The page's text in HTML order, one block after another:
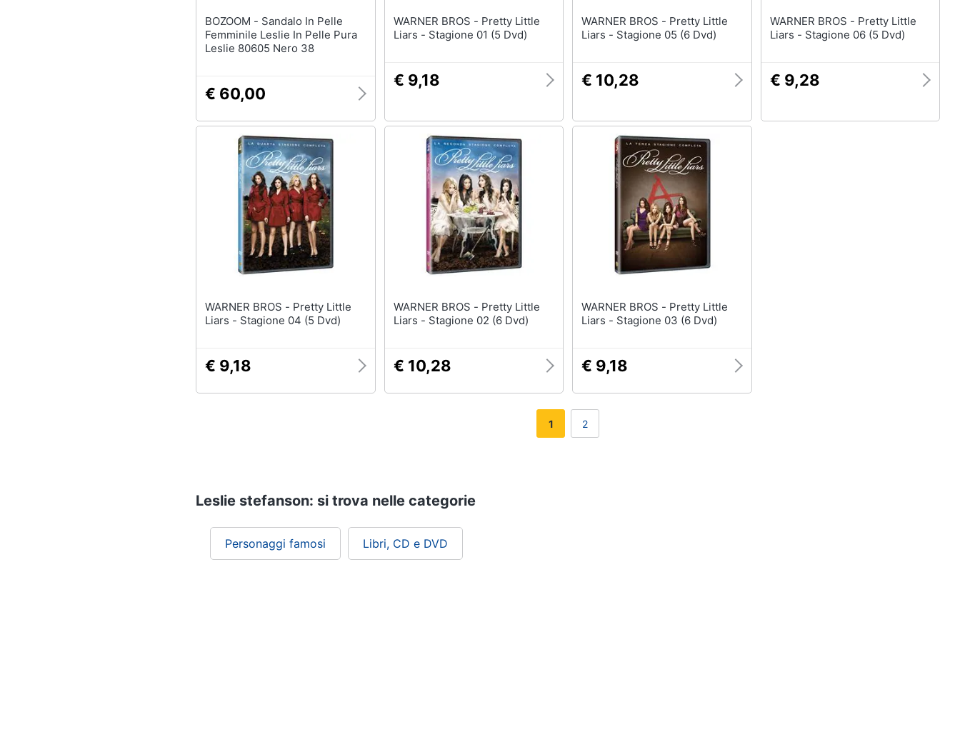
BOZOOM - Sandalo In Pelle
Femminile Leslie In Pelle Pura
Leslie 80605 Nero 38
€ 60,00
WARNER BROS - Pretty Little
Liars - Stagione 01 (5 Dvd)
€ 9,18
WARNER BROS - Pretty Little
Liars - Stagione 05 (6 Dvd)
€ 10,28
WARNER BROS - Pretty Little
Liars - Stagione 06 (5 Dvd)
€ 9,28
WARNER BROS - Pretty Little
Liars - Stagione 04 (5 Dvd)
€ 9,18
WARNER BROS - Pretty Little
Liars - Stagione 02 (6 Dvd)
€ 10,28
WARNER BROS - Pretty Little
Liars - Stagione 03 (6 Dvd)
€ 9,18
1 2
Leslie stefanson: si trova nelle categorie
Personaggi famosi Libri, CD e DVD